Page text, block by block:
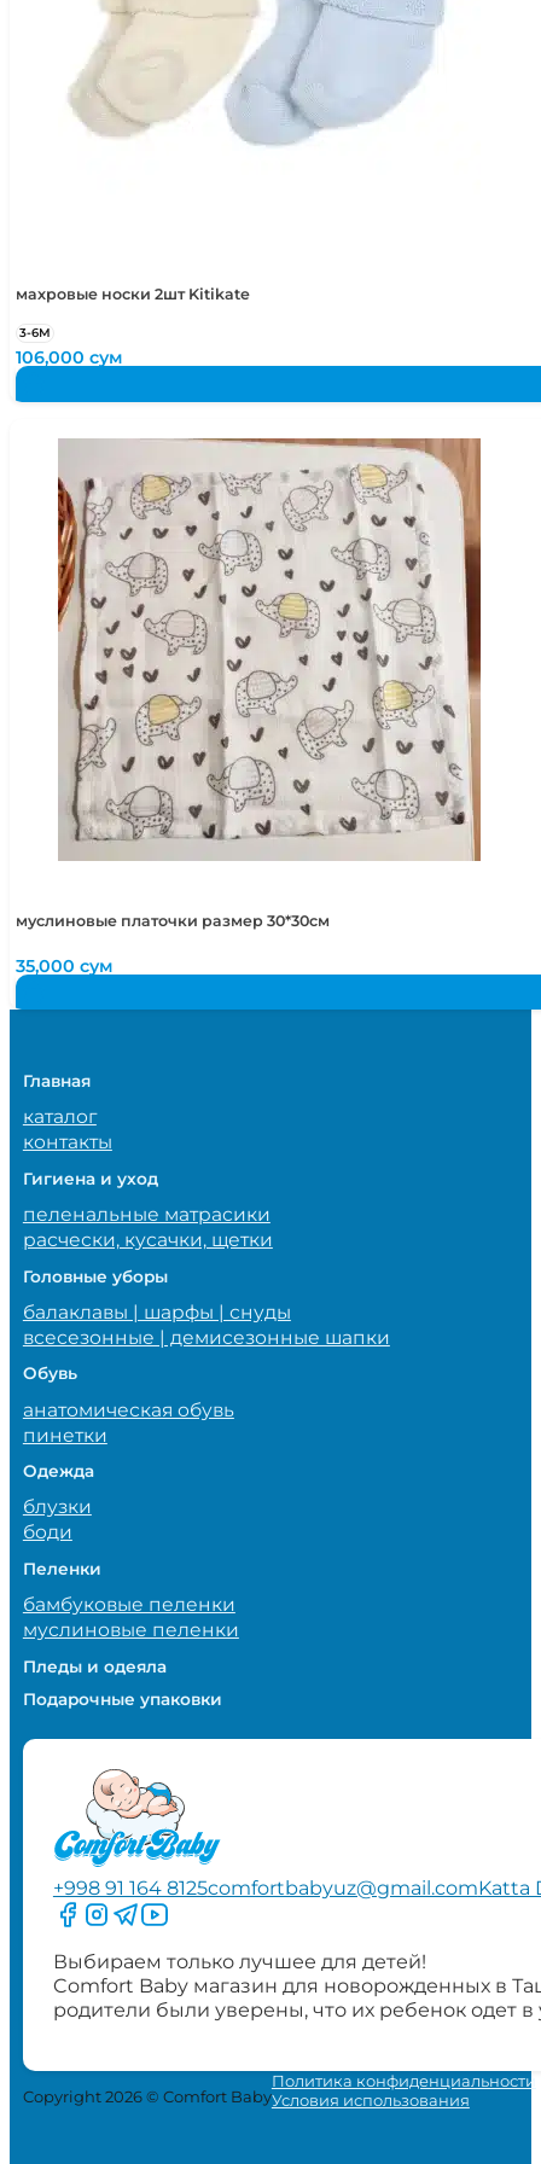
махровые носки 2шт Kitikate
3-6М
106,000сум
муслиновые платочки размер 30*30см
35,000сум
Главная
каталог
контакты
Гигиена и уход
пеленальные матрасики
расчески, кусачки, щетки
Головные уборы
балаклавы | шарфы | снуды
всесезонные | демисезонные шапки
Обувь
анатомическая обувь
пинетки
Одежда
блузки
боди
Пеленки
бамбуковые пеленки
муслиновые пеленки
Пледы и одеяла
Подарочные упаковки
+998 91 164 8125comfortbabyuz@gmail.comKatta
Следите за нами на Facebook
Следите за нами в Instagram
Следите за нами в Telegram
Следите за нами в YouTube
Выбираем только лучшее для детей!
Comfort Baby магазин для новорожденных в
родители были уверены, что их ребенок одет
Copyright 2026 © Comfort Baby
Политика конфиденциальности
Условия использования